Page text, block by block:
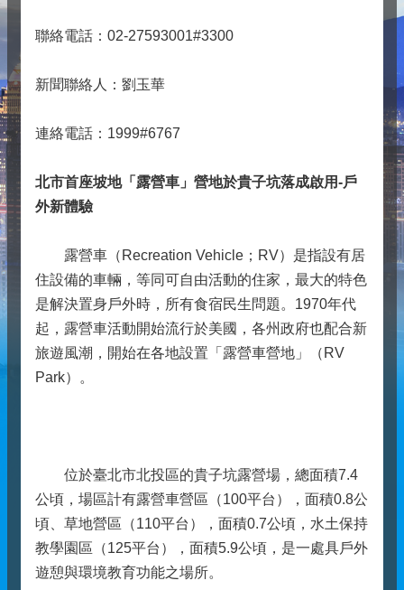
聯絡電話：02-27593001#3300
新聞聯絡人：劉玉華
連絡電話：1999#6767
北市首座坡地「露營車」營地於貴子坑落成啟用-戶
外新體驗
露營車（Recreation Vehicle；RV）是指設有居
住設備的車輛，等同可自由活動的住家，最大的特色
是解決置身戶外時，所有食宿民生問題。1970年代
起，露營車活動開始流行於美國，各州政府也配合新
旅遊風潮，開始在各地設置「露營車營地」（RV
Park）。
位於臺北市北投區的貴子坑露營場，總面積7.4
公頃，場區計有露營車營區（100平台），面積0.8公
頃、草地營區（110平台），面積0.7公頃，水土保持
教學園區（125平台），面積5.9公頃，是一處具戶外
遊憩與環境教育功能之場所。